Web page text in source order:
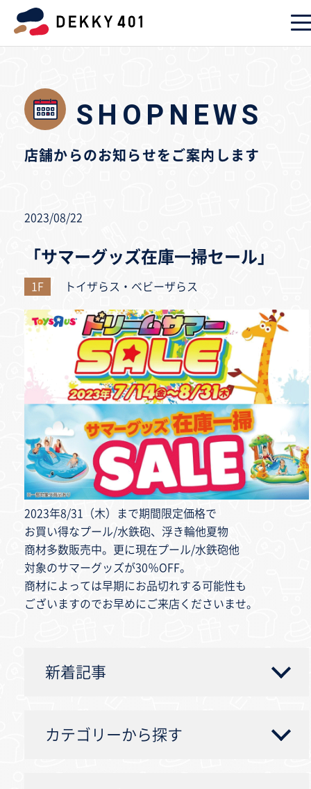
SHOPNEWS
店舗からのお知らせをご案内します
2023/08/22
「サマーグッズ在庫一掃セール」
1F トイザらス・ベビーザらス
2023年8/31（木）まで期間限定価格で
お買い得なプール/水鉄砲、浮き輪他夏物
商材多数販売中。更に現在プール/水鉄砲他
対象のサマーグッズが30％OFF。
商材によっては早期にお品切れする可能性も
ございますのでお早めにご来店くださいませ。
新着記事
カテゴリーから探す